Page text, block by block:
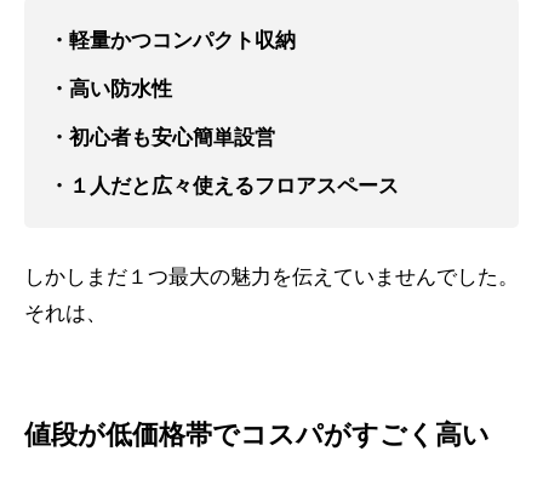
・軽量かつコンパクト収納
・高い防水性
・初心者も安心簡単設営
・１人だと広々使えるフロアスペース
しかしまだ１つ最大の魅力を伝えていませんでした。
それは、
値段が低価格帯でコスパがすごく高い